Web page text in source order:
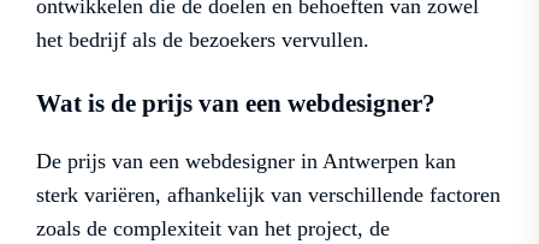
ontwikkelen die de doelen en behoeften van zowel
het bedrijf als de bezoekers vervullen.
Wat is de prijs van een webdesigner?
De prijs van een webdesigner in Antwerpen kan
sterk variëren, afhankelijk van verschillende factoren
zoals de complexiteit van het project, de